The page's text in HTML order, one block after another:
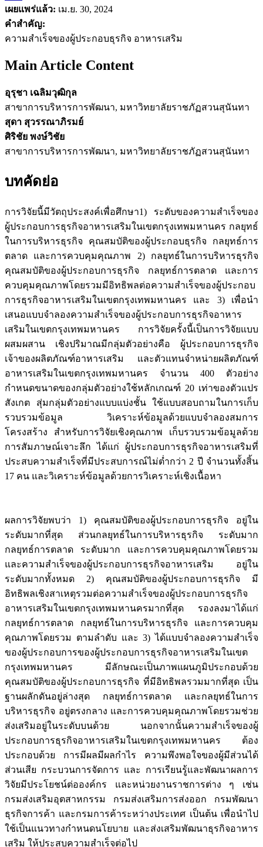
เผยแพร่แล้ว: เม.ย. 30, 2024
คำสำคัญ:
ความสำเร็จของผู้ประกอบธุรกิจ อาหารเสริม
Main Article Content
อุรุชา เฉลิมวุฒิกุล
สาขาการบริหารการพัฒนา, มหาวิทยาลัยราชภัฏสวนสุนันทา
สุดา สุวรรณาภิรมย์
ศิริชัย พงษ์วิชัย
สาขาการบริหารการพัฒนา, มหาวิทยาลัยราชภัฏสวนสุนันทา
บทคัดย่อ
การวิจัยนี้มีวัตถุประสงค์เพื่อศึกษา1) ระดับของความสำเร็จของ
ผู้ประกอบการธุรกิจอาหารเสริมในเขตกรุงเทพมหานคร กลยุทธ์
ในการบริหารธุรกิจ คุณสมบัติของผู้ประกอบธุรกิจ กลยุทธ์การ
ตลาด และการควบคุมคุณภาพ 2) กลยุทธ์ในการบริหารธุรกิจ
คุณสมบัติของผู้ประกอบการธุรกิจ กลยุทธ์การตลาด และการ
ควบคุมคุณภาพโดยรวมมีอิทธิพลต่อความสำเร็จของผู้ประกอบ
การธุรกิจอาหารเสริมในเขตกรุงเทพมหานคร และ 3) เพื่อนำ
เสนอแบบจำลองความสำเร็จของผู้ประกอบการธุรกิจอาหาร
เสริมในเขตกรุงเทพมหานคร การวิจัยครั้งนี้เป็นการวิจัยแบบ
ผสมผสาน เชิงปริมาณมีกลุ่มตัวอย่างคือ ผู้ประกอบการธุรกิจ
เจ้าของผลิตภัณฑ์อาหารเสริม และตัวแทนจำหน่ายผลิตภัณฑ์
อาหารเสริมในเขตกรุงเทพมหานคร จำนวน 400 ตัวอย่าง
กำหนดขนาดของกลุ่มตัวอย่างใช้หลักเกณฑ์ 20 เท่าของตัวแปร
สังเกต สุ่มกลุ่มตัวอย่างแบบแบ่งชั้น ใช้แบบสอบถามในการเก็บ
รวบรวมข้อมูล วิเคราะห์ข้อมูลด้วยแบบจำลองสมการ
โครงสร้าง สำหรับการวิจัยเชิงคุณภาพ เก็บรวบรวมข้อมูลด้วย
การสัมภาษณ์เจาะลึก ได้แก่ ผู้ประกอบการธุรกิจอาหารเสริมที่
ประสบความสำเร็จที่มีประสบการณ์ไม่ต่ำกว่า 2 ปี จำนวนทั้งสิ้น
17 คน และวิเคราะห์ข้อมูลด้วยการวิเคราะห์เชิงเนื้อหา
ผลการวิจัยพบว่า 1) คุณสมบัติของผู้ประกอบการธุรกิจ อยู่ใน
ระดับมากที่สุด ส่วนกลยุทธ์ในการบริหารธุรกิจ ระดับมาก
กลยุทธ์การตลาด ระดับมาก และการควบคุมคุณภาพโดยรวม
และความสำเร็จของผู้ประกอบการธุรกิจอาหารเสริม อยู่ใน
ระดับมากทั้งหมด 2) คุณสมบัติของผู้ประกอบการธุรกิจ มี
อิทธิพลเชิงสาเหตุรวมต่อความสำเร็จของผู้ประกอบการธุรกิจ
อาหารเสริมในเขตกรุงเทพมหานครมากที่สุด รองลงมาได้แก่
กลยุทธ์การตลาด กลยุทธ์ในการบริหารธุรกิจ และการควบคุม
คุณภาพโดยรวม ตามลำดับ และ 3) ได้แบบจำลองความสำเร็จ
ของผู้ประกอบการของผู้ประกอบการธุรกิจอาหารเสริมในเขต
กรุงเทพมหานคร มีลักษณะเป็นภาพแผนภูมิประกอบด้วย
คุณสมบัติของผู้ประกอบการธุรกิจ ที่มีอิทธิพลรวมมากที่สุด เป็น
ฐานผลักดันอยู่ล่างสุด กลยุทธ์การตลาด และกลยุทธ์ในการ
บริหารธุรกิจ อยู่ตรงกลาง และการควบคุมคุณภาพโดยรวมช่วย
ส่งเสริมอยู่ในระดับบนด้วย นอกจากนั้นความสำเร็จของผู้
ประกอบการธุรกิจอาหารเสริมในเขตกรุงเทพมหานคร ต้อง
ประกอบด้วย การมีผลมีผลกำไร ความพึงพอใจของผู้มีส่วนได้
ส่วนเสีย กระบวนการจัดการ และ การเรียนรู้และพัฒนาผลการ
วิจัยมีประโยชน์ต่อองค์กร และหน่วยงานราชการต่าง ๆ เช่น
กรมส่งเสริมอุตสาหกรรม กรมส่งเสริมการส่งออก กรมพัฒนา
ธุรกิจการค้า และกรมการค้าระหว่างประเทศ เป็นต้น เพื่อนำไป
ใช้เป็นแนวทางกำหนดนโยบาย และส่งเสริมพัฒนาธุรกิจอาหาร
เสริม ให้ประสบความสำเร็จต่อไป